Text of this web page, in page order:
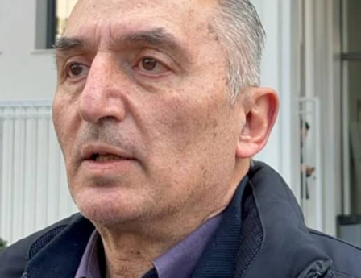
Κοινωνία
Πολιτική
Οικονομία
Αθλητικά
Κόσμος
Ραδιόφωνο LIVE
Εκπομπές